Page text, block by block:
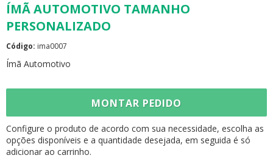
ÍMÃ AUTOMOTIVO TAMANHO
PERSONALIZADO
Código: ima0007
Ímã Automotivo
MONTAR PEDIDO
Configure o produto de acordo com sua necessidade, escolha as
opções disponíveis e a quantidade desejada, em seguida é só
adicionar ao carrinho.